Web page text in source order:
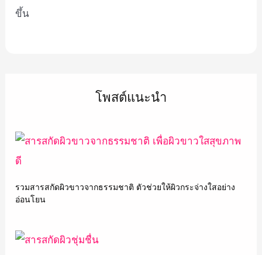
ขึ้น
โพสต์แนะนำ
รวมสารสกัดผิวขาวจากธรรมชาติ ตัวช่วยให้ผิวกระจ่างใสอย่าง
อ่อนโยน